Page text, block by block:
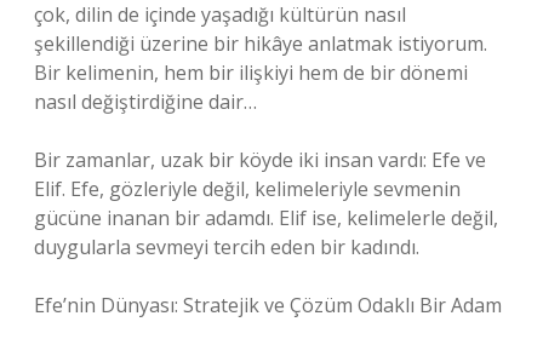
çok, dilin de içinde yaşadığı kültürün nasıl
şekillendiği üzerine bir hikâye anlatmak istiyorum.
Bir kelimenin, hem bir ilişkiyi hem de bir dönemi
nasıl değiştirdiğine dair…
Bir zamanlar, uzak bir köyde iki insan vardı: Efe ve
Elif. Efe, gözleriyle değil, kelimeleriyle sevmenin
gücüne inanan bir adamdı. Elif ise, kelimelerle değil,
duygularla sevmeyi tercih eden bir kadındı.
Efe’nin Dünyası: Stratejik ve Çözüm Odaklı Bir Adam